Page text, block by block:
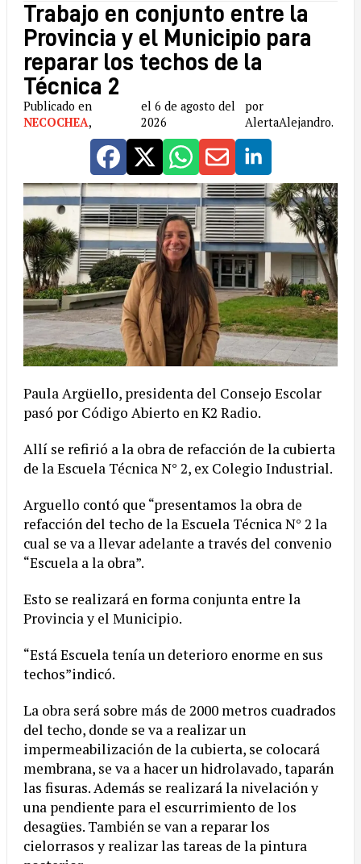
Trabajo en conjunto entre la
Provincia y el Municipio para
reparar los techos de la
Técnica 2
Publicado en
NECOCHEA,
el 6 de agosto del
2026
por
AlertaAlejandro.
Paula Argüello, presidenta del Consejo Escolar
pasó por Código Abierto en K2 Radio.
Allí se refirió a la obra de refacción de la cubierta
de la Escuela Técnica N° 2, ex Colegio Industrial.
Arguello contó que “presentamos la obra de
refacción del techo de la Escuela Técnica N° 2 la
cual se va a llevar adelante a través del convenio
“Escuela a la obra”.
Esto se realizará en forma conjunta entre la
Provincia y el Municipio.
“Está Escuela tenía un deterioro enorme en sus
techos”indicó.
La obra será sobre más de 2000 metros cuadrados
del techo, donde se va a realizar un
impermeabilización de la cubierta, se colocará
membrana, se va a hacer un hidrolavado, taparán
las fisuras. Además se realizará la nivelación y
una pendiente para el escurrimiento de los
desagües. También se van a reparar los
cielorrasos y realizar las tareas de la pintura